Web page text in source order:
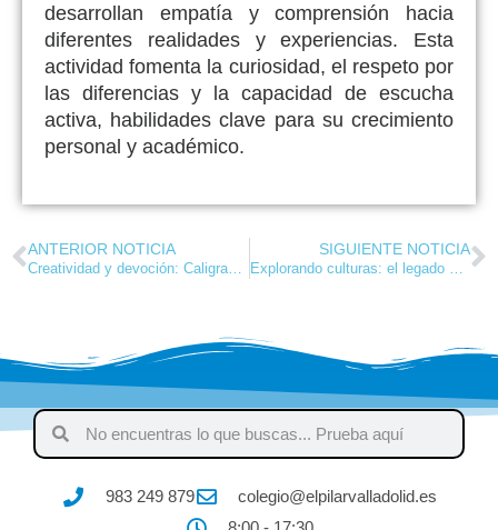
desarrollan empatía y comprensión hacia
diferentes realidades y experiencias. Esta
actividad fomenta la curiosidad, el respeto por
las diferencias y la capacidad de escucha
activa, habilidades clave para su crecimiento
personal y académico.
ANTERIOR NOTICIA
Creatividad y devoción: Caligramas en honor a Nuestra Señora del Pilar
SIGUIENTE NOTICIA
Explorando culturas: el legado de Red Hugh O’Donnell llega a nuestro colegio
983 249 879
colegio@elpilarvalladolid.es